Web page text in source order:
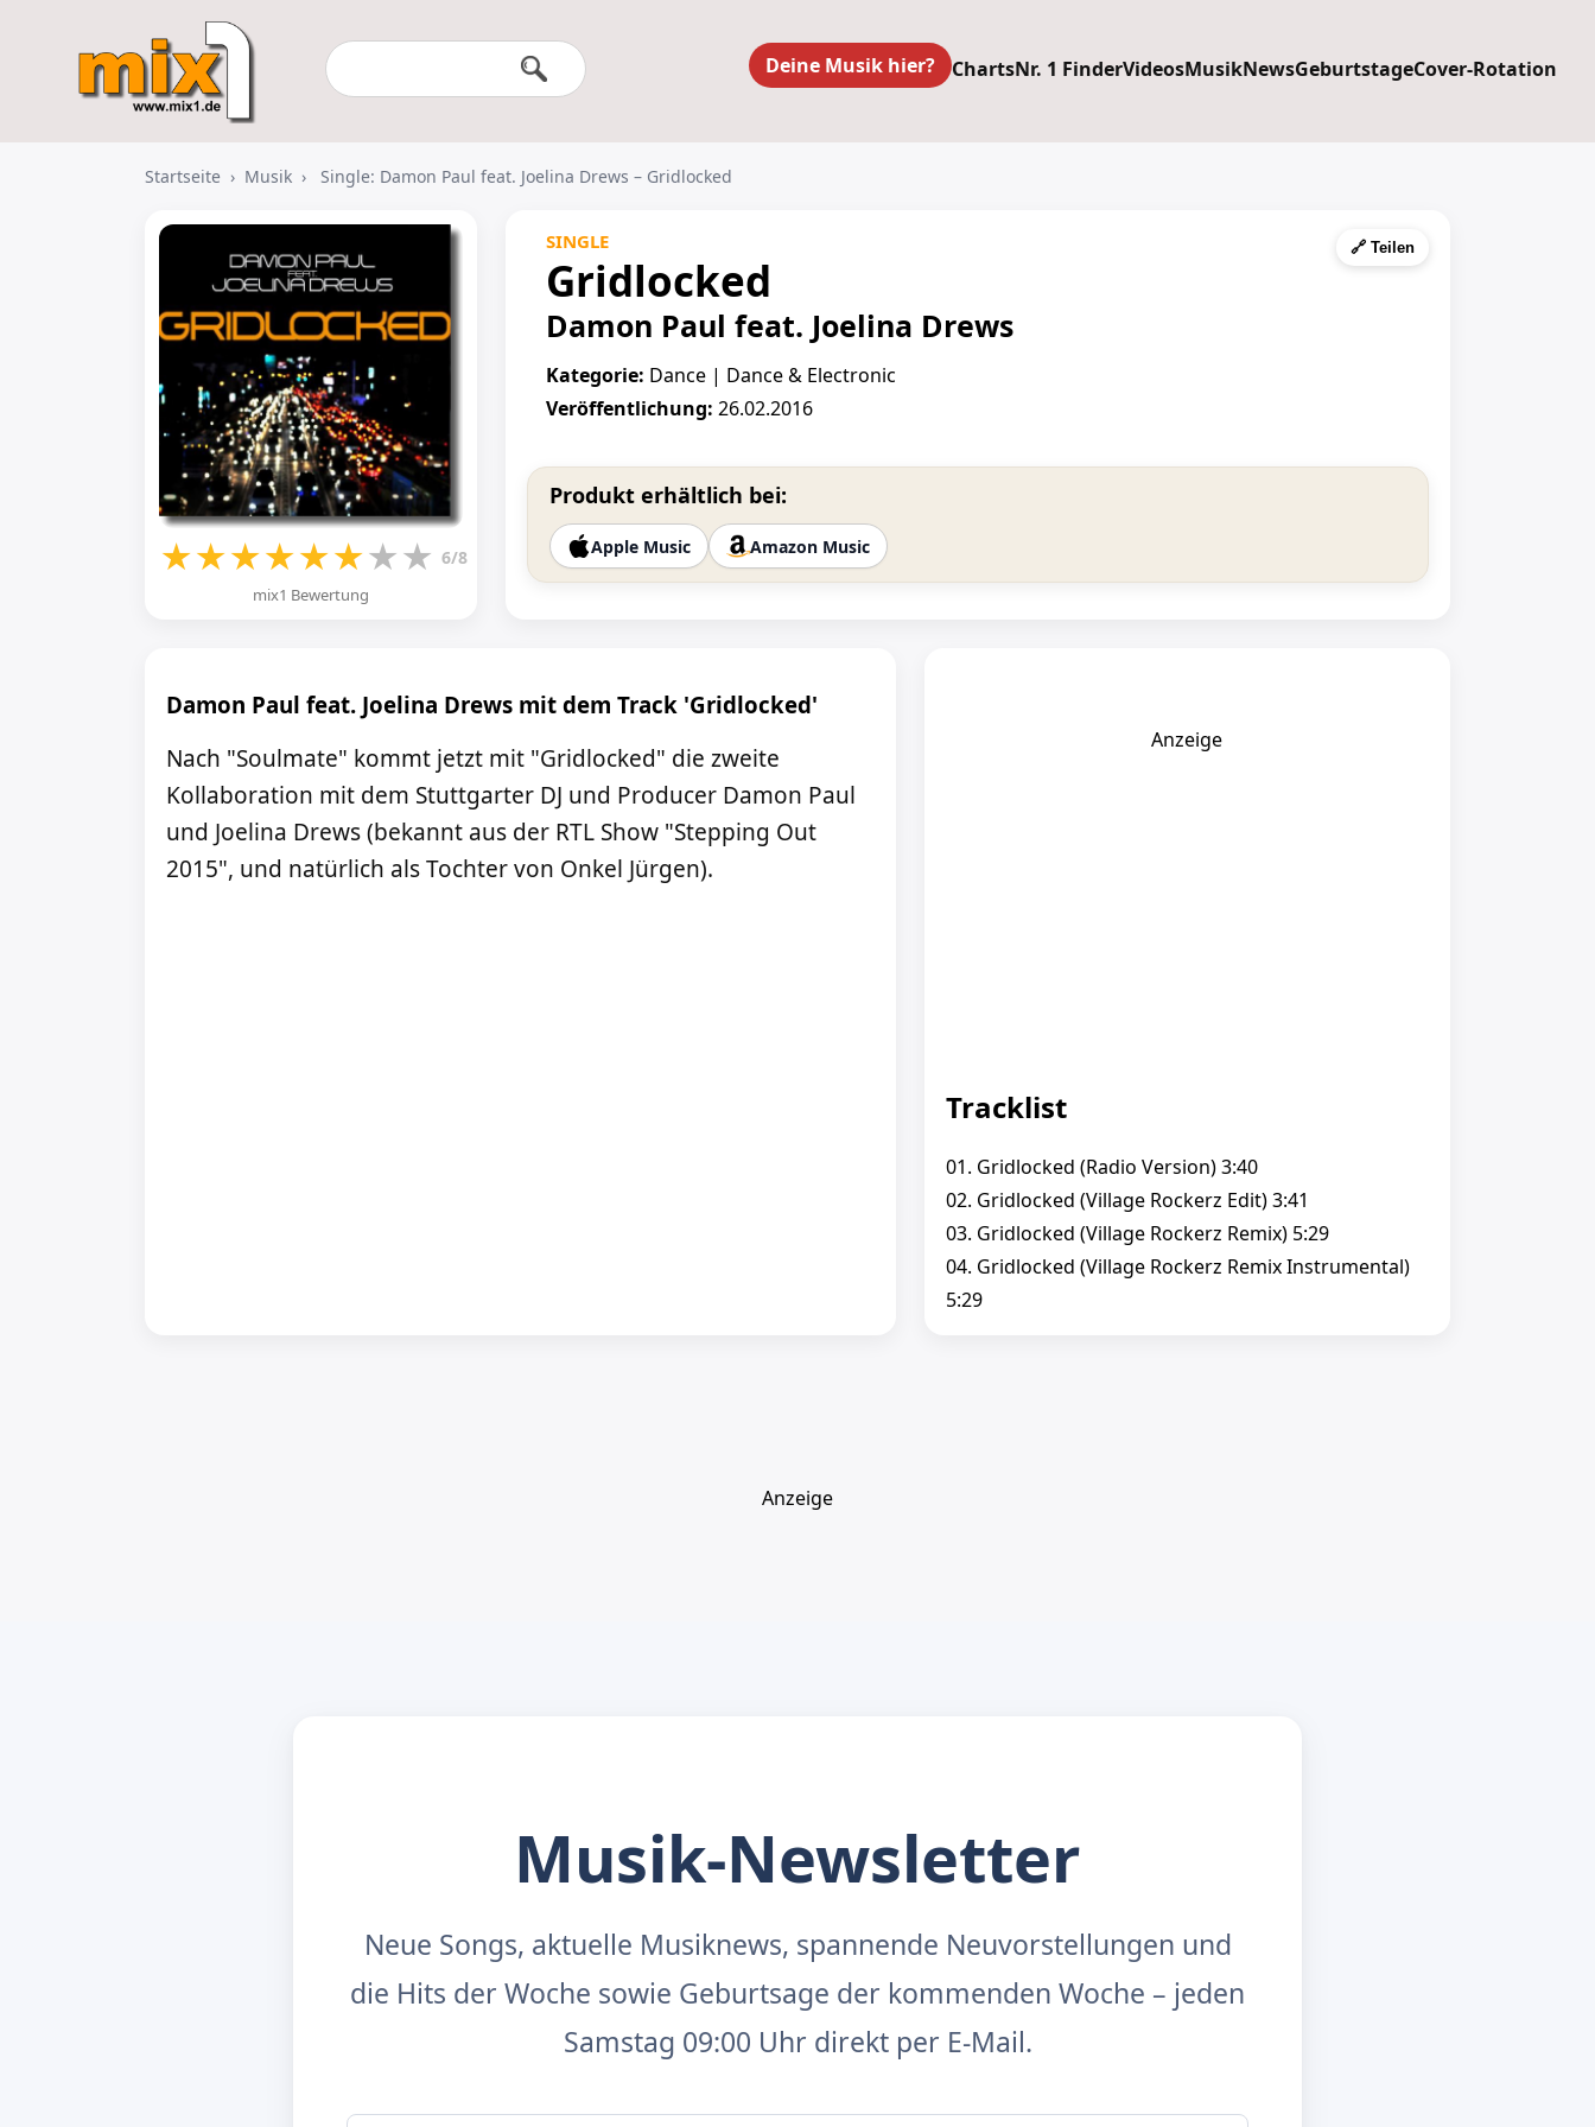
Deine Musik hier? ChartsNr. 1 FinderVideosMusikNewsGeburtstageCover-Rotation
Startseite › Musik › Single: Damon Paul feat. Joelina Drews – Gridlocked
★★★★★★★★ 6/8
mix1 Bewertung
🔗 Teilen
SINGLE
Gridlocked
Damon Paul feat. Joelina Drews
Kategorie: Dance | Dance & Electronic
Veröffentlichung: 26.02.2016
Produkt erhältlich bei:
Apple Music Amazon Music
Damon Paul feat. Joelina Drews mit dem Track 'Gridlocked'
Nach "Soulmate" kommt jetzt mit "Gridlocked" die zweite
Kollaboration mit dem Stuttgarter DJ und Producer Damon Paul
und Joelina Drews (bekannt aus der RTL Show "Stepping Out
2015", und natürlich als Tochter von Onkel Jürgen).
Anzeige
Tracklist
01. Gridlocked (Radio Version) 3:40
02. Gridlocked (Village Rockerz Edit) 3:41
03. Gridlocked (Village Rockerz Remix) 5:29
04. Gridlocked (Village Rockerz Remix Instrumental)
5:29
Anzeige
Musik-Newsletter
Neue Songs, aktuelle Musiknews, spannende Neuvorstellungen und
die Hits der Woche sowie Geburtsage der kommenden Woche – jeden
Samstag 09:00 Uhr direkt per E-Mail.